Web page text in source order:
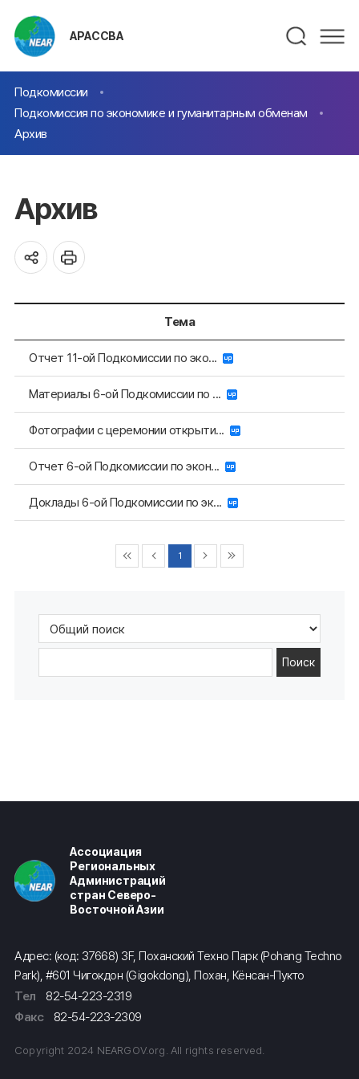
АРАССВА
Подкомиссии
Подкомиссия по экономике и гуманитарным обменам
Архив
Архив
Тема
Отчет 11-ой Подкомиссии по эко...
Материалы 6-ой Подкомиссии по ...
Фотографии с церемонии открыти...
Отчет 6-ой Подкомиссии по экон...
Доклады 6-ой Подкомиссии по эк...
1
Поиск
Ассоциация
Региональных
Администраций
стран Северо-
Восточной Азии
Адрес: (код: 37668) 3F, Поханский Техно Парк (Pohang Techno
Park), #601 Чигокдон (Gigokdong), Похан, Кёнсан-Пукто
Тел
82-54-223-2319
Факс
82-54-223-2309
Copyright 2024 NEARGOV.org. All rights reserved.